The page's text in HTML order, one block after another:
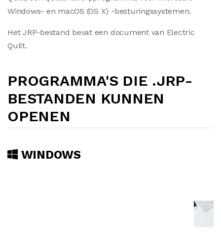
Windows- en macOS (OS X) -besturingssystemen.
Het JRP-bestand bevat een document van Electric
Quilt.
PROGRAMMA'S DIE .JRP-
BESTANDEN KUNNEN
OPENEN
WINDOWS